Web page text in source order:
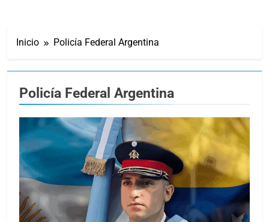
Inicio Policía Federal Argentina
Policía Federal Argentina